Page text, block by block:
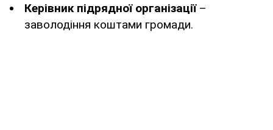
Керівник підрядної організації–
заволодіння коштами громади.